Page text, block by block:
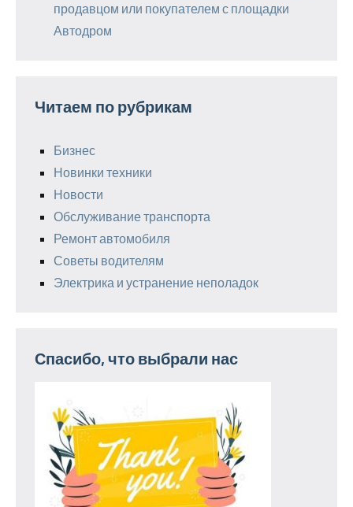
продавцом или покупателем с площадки
Автодром
Читаем по рубрикам
Бизнес
Новинки техники
Новости
Обслуживание транспорта
Ремонт автомобиля
Советы водителям
Электрика и устранение неполадок
Спасибо, что выбрали нас